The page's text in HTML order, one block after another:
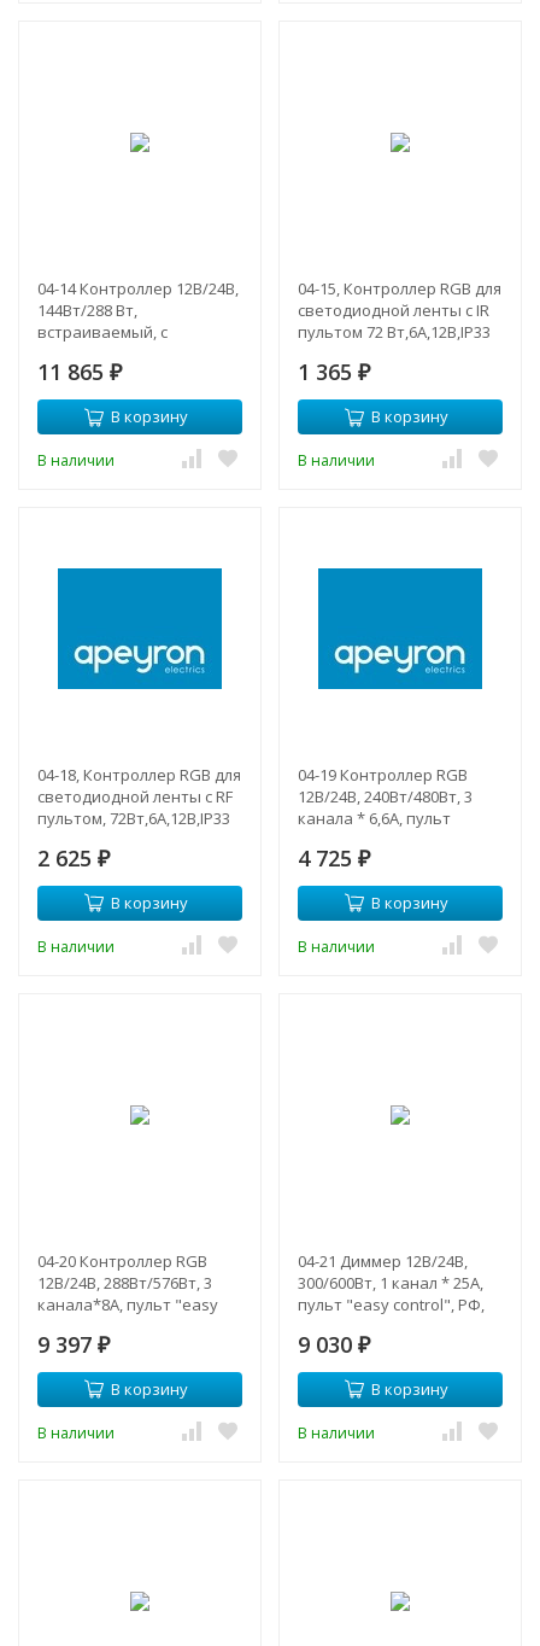
04-14 Контроллер 12В/24В,
144Вт/288 Вт,
встраиваемый, с
регулировки, размер
86*86*50 мм
11 865 ₽
В корзину
В наличии
04-15, Контроллер RGB для
светодиодной ленты с IR
пультом 72 Вт,6А,12В,IP33
1 365 ₽
В корзину
В наличии
04-18, Контроллер RGB для
светодиодной ленты с RF
пультом, 72Вт,6А,12В,IP33
2 625 ₽
В корзину
В наличии
04-19 Контроллер RGB
12В/24В, 240Вт/480Вт, 3
канала * 6,6А, пульт
80*64*24 мм
4 725 ₽
В корзину
В наличии
04-20 Контроллер RGB
12В/24В, 288Вт/576Вт, 3
канала*8А, пульт "easy
91*89*24мм
9 397 ₽
В корзину
В наличии
04-21 Диммер 12В/24В,
300/600Вт, 1 канал * 25А,
пульт "easy control", РФ,
9 030 ₽
В корзину
В наличии